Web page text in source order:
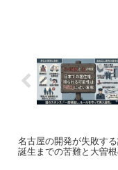
名古屋の開発が失敗す
誕生までの苦難と大曽